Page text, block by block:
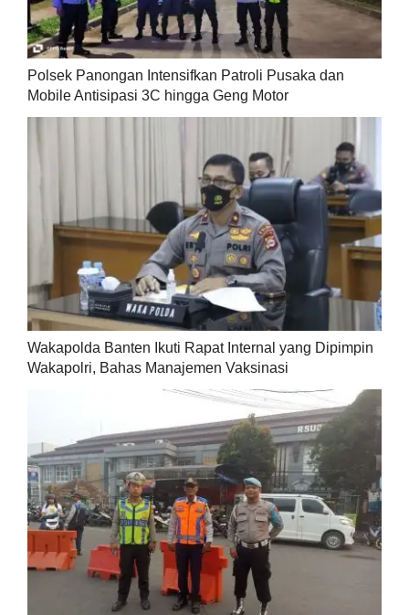
Polsek Panongan Intensifkan Patroli Pusaka dan
Mobile Antisipasi 3C hingga Geng Motor
Wakapolda Banten Ikuti Rapat Internal yang Dipimpin
Wakapolri, Bahas Manajemen Vaksinasi